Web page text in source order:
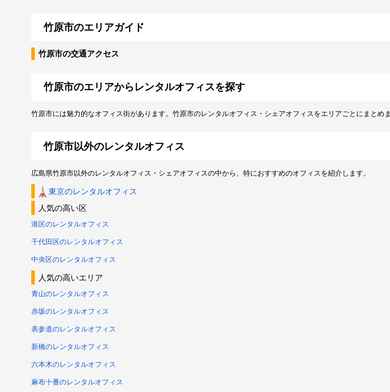
竹原市のエリアガイド
竹原市の交通アクセス
竹原市のエリアからレンタルオフィスを探す
竹原市には魅力的なオフィス街があります。竹原市のレンタルオフィス・シェアオフィスをエリアごとにまとめま
竹原市以外のレンタルオフィス
広島県竹原市以外のレンタルオフィス・シェアオフィスの中から、特におすすめのオフィスを紹介します。
東京のレンタルオフィス
人気の高い区
港区のレンタルオフィス
千代田区のレンタルオフィス
中央区のレンタルオフィス
人気の高いエリア
青山のレンタルオフィス
赤坂のレンタルオフィス
表参道のレンタルオフィス
新橋のレンタルオフィス
六本木のレンタルオフィス
麻布十番のレンタルオフィス